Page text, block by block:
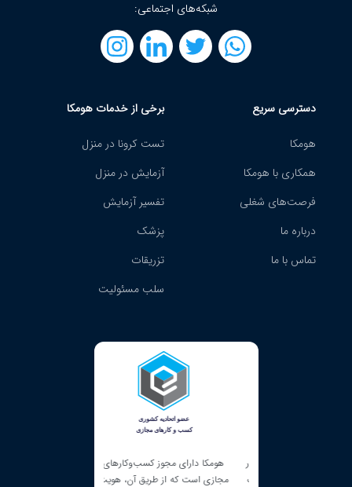
شبکه‌های اجتماعی:
دسترسی سریع
هومکا
همکاری با هومکا
فرصت‌های شغلی
درباره ما
تماس با ما
برخی از خدمات هومکا
تست کرونا در منزل
آزمایش در منزل
تفسیر آزمایش
پزشک
تزریقات
سلب مسئولیت
هومکا دارای مجوز کسب‌و‌کارهای
مجازی است که از طریق آن، هویت